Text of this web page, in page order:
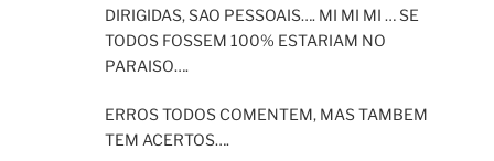
DIRIGIDAS, SAO PESSOAIS…. MI MI MI … SE
TODOS FOSSEM 100% ESTARIAM NO
PARAISO….
ERROS TODOS COMENTEM, MAS TAMBEM
TEM ACERTOS….